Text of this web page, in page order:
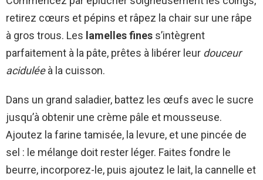
retirez cœurs et pépins et râpez la chair sur une râpe
à gros trous. Les lamelles fines s’intègrent
parfaitement à la pâte, prêtes à libérer leur douceur
aciduléeà la cuisson.
Dans un grand saladier, battez les œufs avec le sucre
jusqu’à obtenir une crème pâle et mousseuse.
Ajoutez la farine tamisée, la levure, et une pincée de
sel : le mélange doit rester léger. Faites fondre le
beurre, incorporez-le, puis ajoutez le lait, la cannelle et